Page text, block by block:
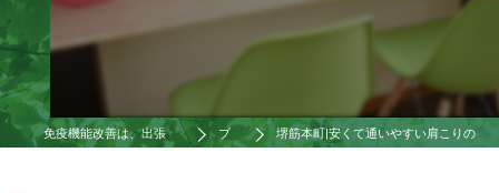
免疫機能改善は、出張整体ゆ～らし屋 ブログ 堺筋本町|安くて通いやすい肩こりの相談所|こりキャッチ